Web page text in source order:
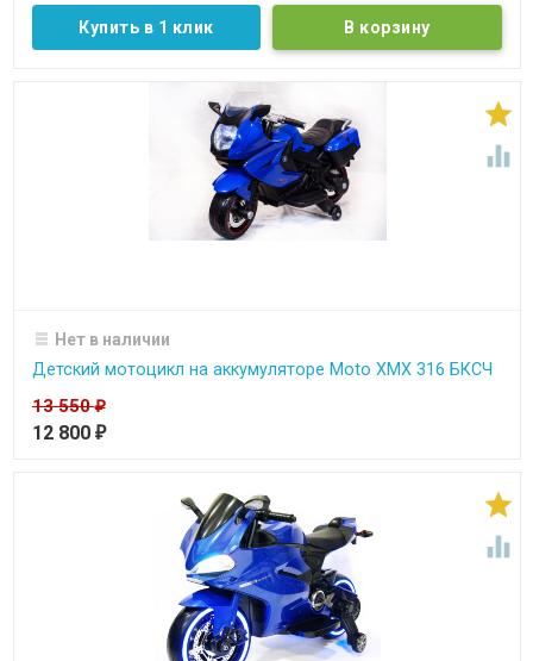
Купить в 1 клик


Нет в наличии
Детский мотоцикл на аккумуляторе Moto XMX 316 БКСЧ
13 550₽
12 800 ₽

